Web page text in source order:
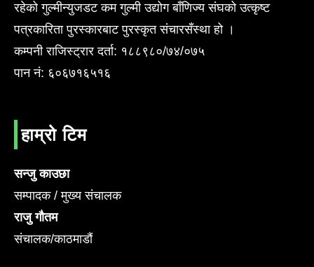
रहेको गुल्मीन्युजडट कम गुल्मी उद्योग बाँणिज्य संघको उत्कृष्ट
पत्रकारिता पुरस्कारबाट पुरस्कृत संचारसँस्था हो ।
कम्पनी राजिस्ट्रार दर्ता: १८८९८०/७४/०७५
पान नं: ६०६७१६५१६
हाम्रो टिम
सन्जु काउछा
सम्पादक / मुख्य संचालक
राजु गौतम
संचालक/काठमाडौं